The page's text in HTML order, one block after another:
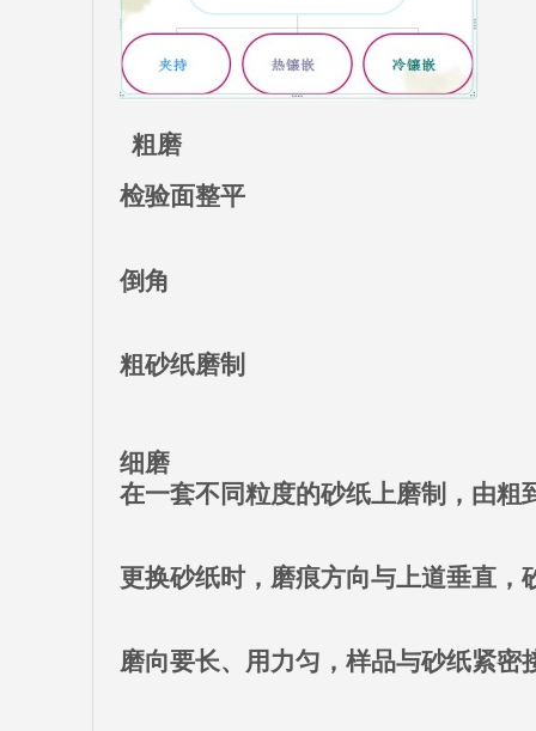
粗磨
检验面整平
倒角
粗砂纸磨制
细磨
在一套不同粒度的砂纸上磨制，由粗
更换砂纸时，磨痕方向与上道垂直，
磨向要长、用力匀，样品与砂纸紧密